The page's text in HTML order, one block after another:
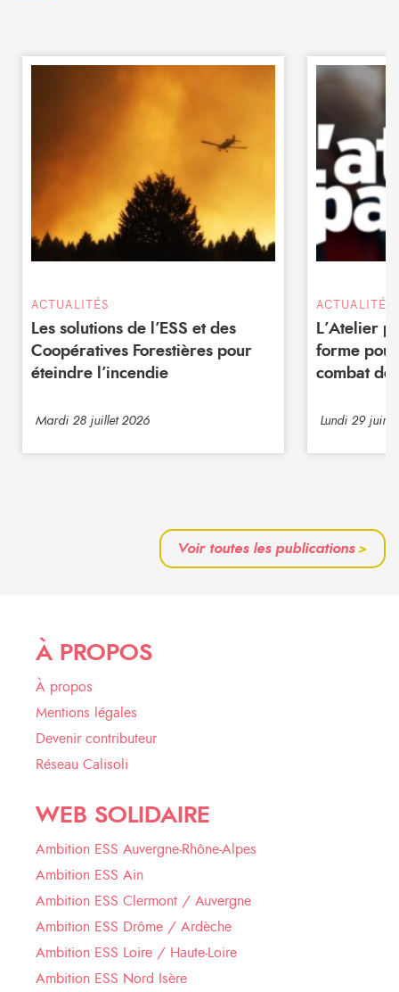
ACTUALITÉS
Les solutions de l’ESS et des
Coopératives Forestières pour
éteindre l’incendie
Mardi 28 juillet 2026
ACTUALITÉS
L’Atelier
forme
combat de
Lundi 29 juin
Voir toutes les publications>
À PROPOS
À propos
Mentions légales
Devenir contributeur
Réseau Calisoli
WEB SOLIDAIRE
Ambition ESS Auvergne-Rhône-Alpes
Ambition ESS Ain
Ambition ESS Clermont / Auvergne
Ambition ESS Drôme / Ardèche
Ambition ESS Loire / Haute-Loire
Ambition ESS Nord Isère